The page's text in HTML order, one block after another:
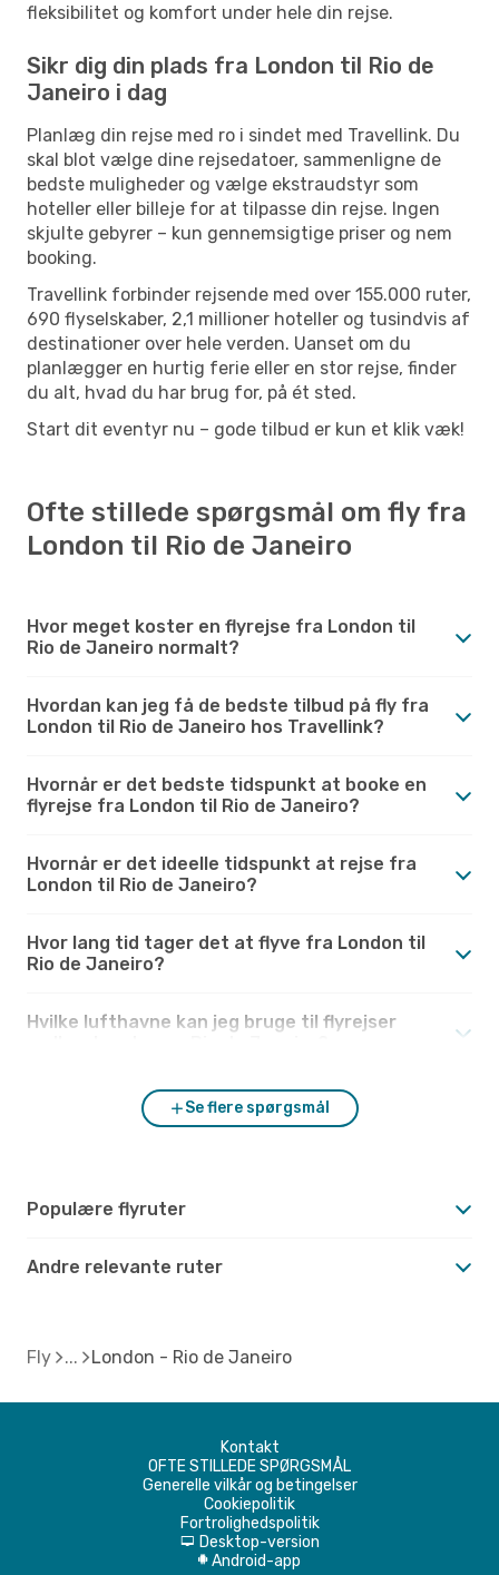
fleksibilitet og komfort under hele din rejse.
Sikr dig din plads fra London til Rio de
Janeiro i dag
Planlæg din rejse med ro i sindet med Travellink. Du
skal blot vælge dine rejsedatoer, sammenligne de
bedste muligheder og vælge ekstraudstyr som
hoteller eller billeje for at tilpasse din rejse. Ingen
skjulte gebyrer – kun gennemsigtige priser og nem
booking.
Travellink forbinder rejsende med over 155.000 ruter,
690 flyselskaber, 2,1 millioner hoteller og tusindvis af
destinationer over hele verden. Uanset om du
planlægger en hurtig ferie eller en stor rejse, finder
du alt, hvad du har brug for, på ét sted.
Start dit eventyr nu – gode tilbud er kun et klik væk!
Ofte stillede spørgsmål om fly fra
London til Rio de Janeiro
Hvor meget koster en flyrejse fra London til
Rio de Janeiro normalt?
Hvordan kan jeg få de bedste tilbud på fly fra
London til Rio de Janeiro hos Travellink?
Hvornår er det bedste tidspunkt at booke en
flyrejse fra London til Rio de Janeiro?
Hvornår er det ideelle tidspunkt at rejse fra
London til Rio de Janeiro?
Hvor lang tid tager det at flyve fra London til
Rio de Janeiro?
Hvilke lufthavne kan jeg bruge til flyrejser
Se flere spørgsmål
Populære flyruter
Andre relevante ruter
Fly London - Rio de Janeiro
Kontakt
OFTE STILLEDE SPØRGSMÅL
Generelle vilkår og betingelser
Cookiepolitik
Fortrolighedspolitik
d Desktop-version
A Android-app